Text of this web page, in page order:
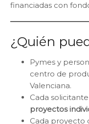
financiadas con
¿Quién
Pymes y
centro de
Valenciana.
Cada
proyectos
Cada proyecto